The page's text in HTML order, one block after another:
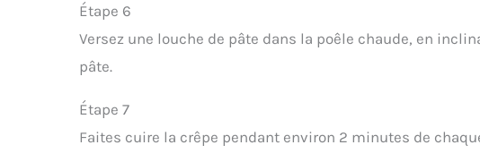
Étape 6
Versez une louche de pâte dans la poêle chaude, en
pâte.
Étape 7
Faites cuire la crêpe pendant environ 2 minutes de